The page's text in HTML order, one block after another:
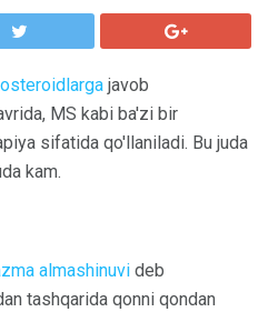
javob
MS kabi ba'zi bir
sifatida qo'llaniladi. Bu juda
kam.
almashinuvi deb
tashqarida qonni qondan